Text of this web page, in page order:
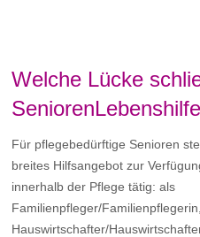
Welche Lücke
Für pflegebedürftige Senioren
breites Hilfsangebot zur
innerhalb der Pflege tätig: als
Familienpfleger/Familienpflegerin,
Hauswirtschafter/